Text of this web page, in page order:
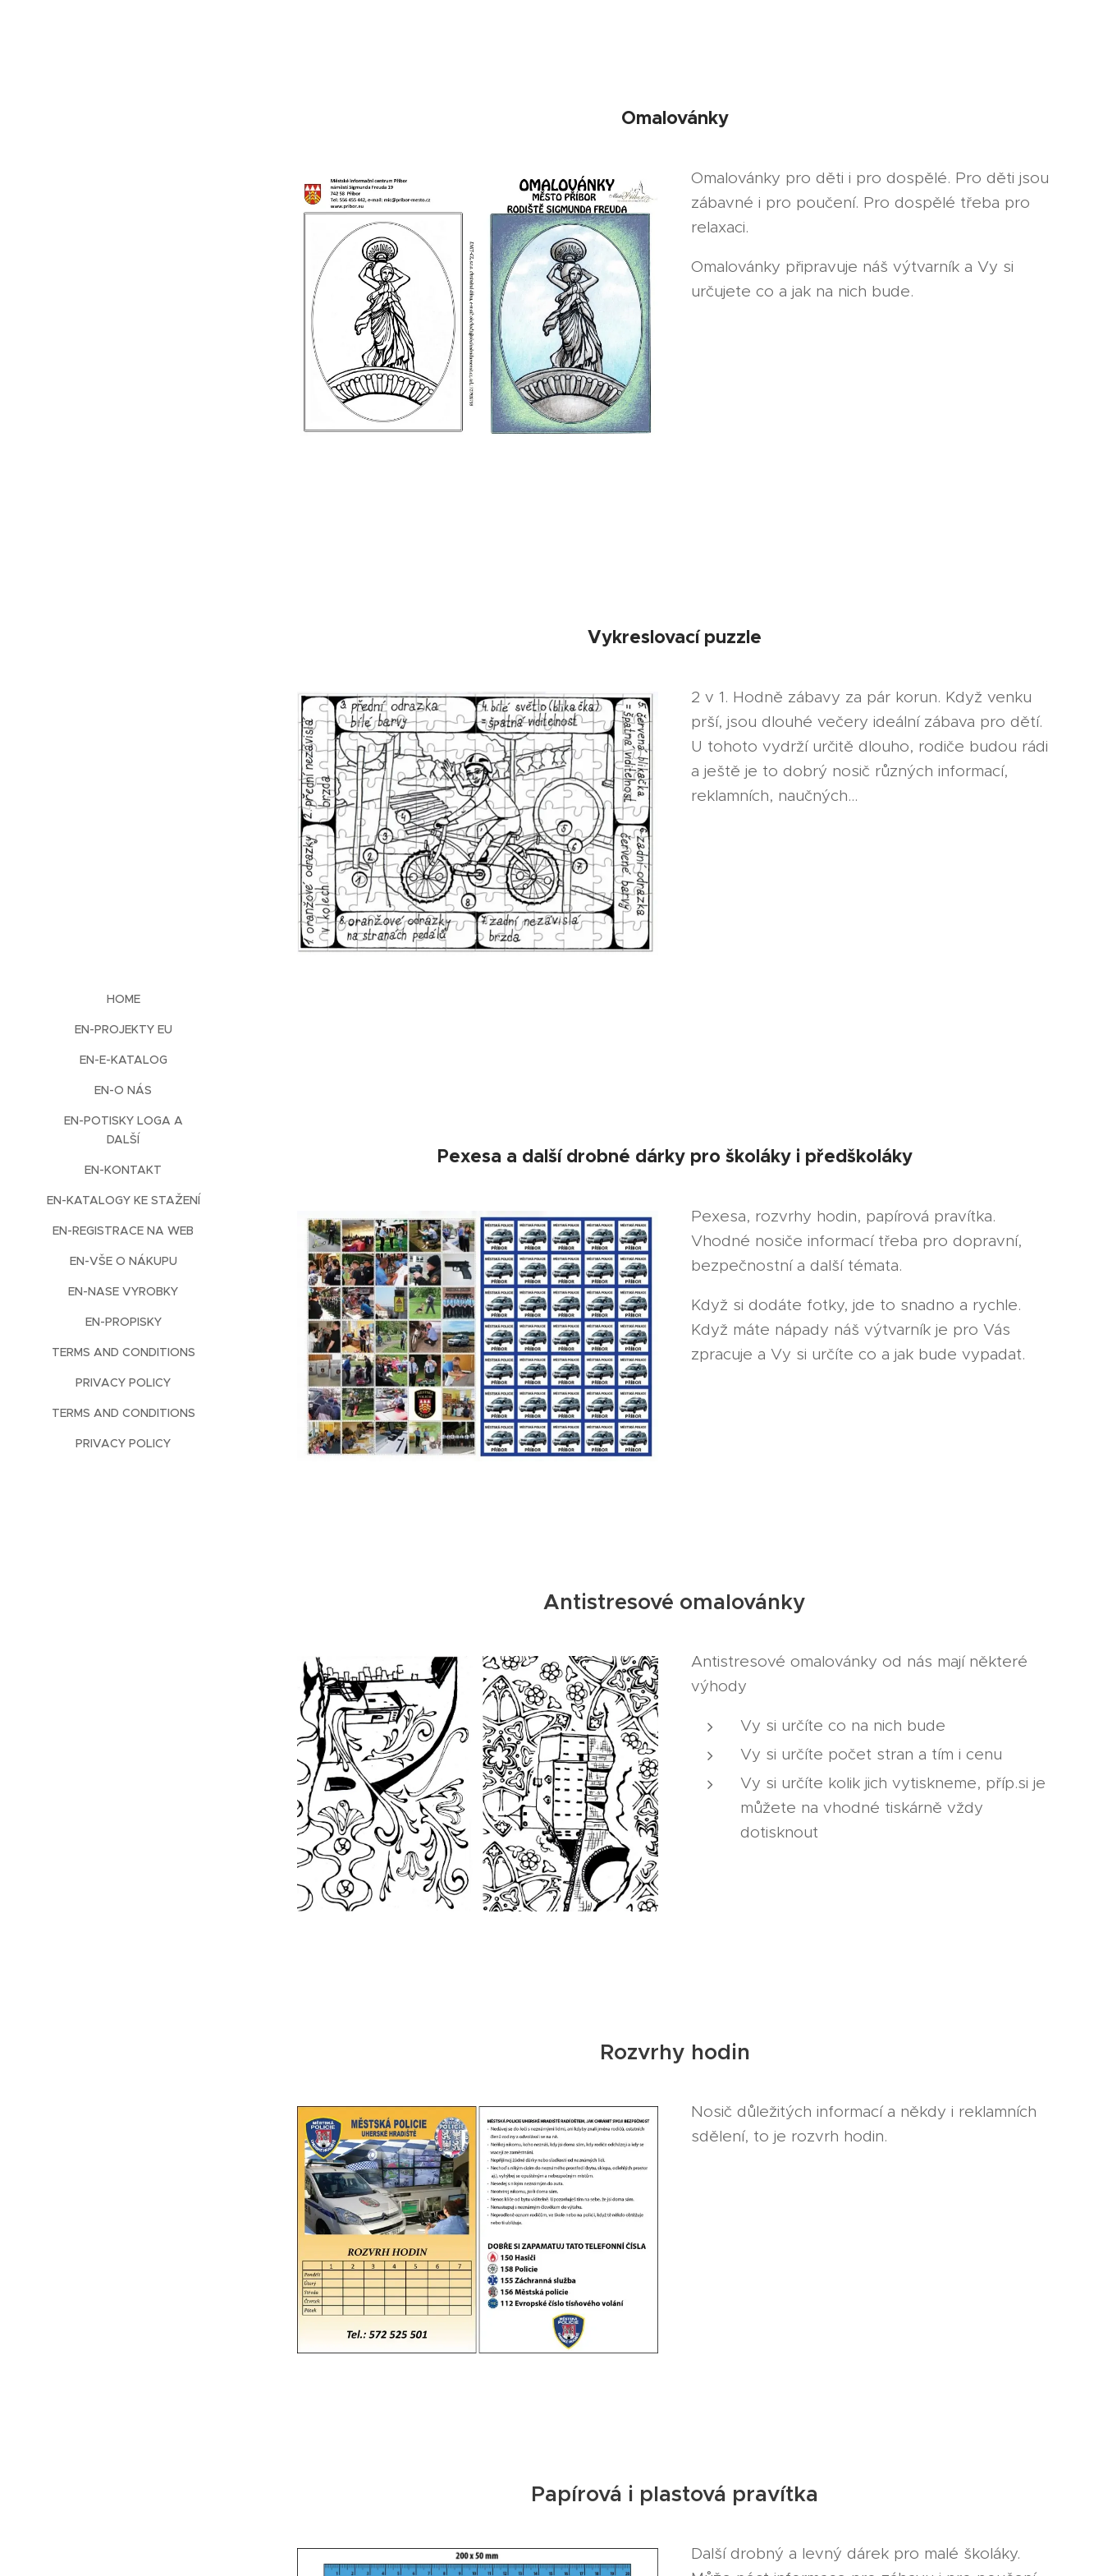
HOME
EN-PROJEKTY EU
EN-E-KATALOG
EN-O NÁS
EN-POTISKY LOGA A
DALŠÍ
EN-KONTAKT
EN-KATALOGY KE STAŽENÍ
EN-REGISTRACE NA WEB
EN-VŠE O NÁKUPU
EN-NASE VYROBKY
EN-PROPISKY
TERMS AND CONDITIONS
PRIVACY POLICY
TERMS AND CONDITIONS
PRIVACY POLICY
Omalovánky
Omalovánky pro děti i pro dospělé. Pro děti jsou
zábavné i pro poučení. Pro dospělé třeba pro
relaxaci.
Omalovánky připravuje náš výtvarník a Vy si
určujete co a jak na nich bude.
Vykreslovací puzzle
2 v 1. Hodně zábavy za pár korun. Když venku
prší, jsou dlouhé večery ideální zábava pro dětí.
U tohoto vydrží určitě dlouho, rodiče budou rádi
a ještě je to dobrý nosič různých informací,
reklamních, naučných...
Pexesa a další drobné dárky pro školáky i předškoláky
Pexesa, rozvrhy hodin, papírová pravítka.
Vhodné nosiče informací třeba pro dopravní,
bezpečnostní a další témata.
Když si dodáte fotky, jde to snadno a rychle.
Když máte nápady náš výtvarník je pro Vás
zpracuje a Vy si určíte co a jak bude vypadat.
Antistresové omalovánky
Antistresové omalovánky od nás mají některé
výhody
Vy si určíte co na nich bude
Vy si určíte počet stran a tím i cenu
Vy si určíte kolik jich vytiskneme, příp.si je
můžete na vhodné tiskárně vždy
dotisknout
Rozvrhy hodin
Nosič důležitých informací a někdy i reklamních
sdělení, to je rozvrh hodin.
Papírová i plastová pravítka
Další drobný a levný dárek pro malé školáky.